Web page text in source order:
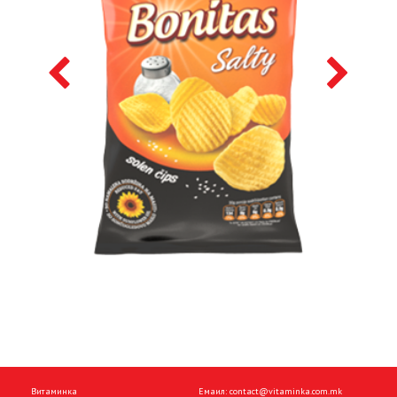
Витаминка Емаил: contact@vitaminka.com.mk